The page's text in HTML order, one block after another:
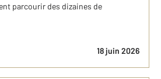
parcourir des dizaines de
18 juin 2026